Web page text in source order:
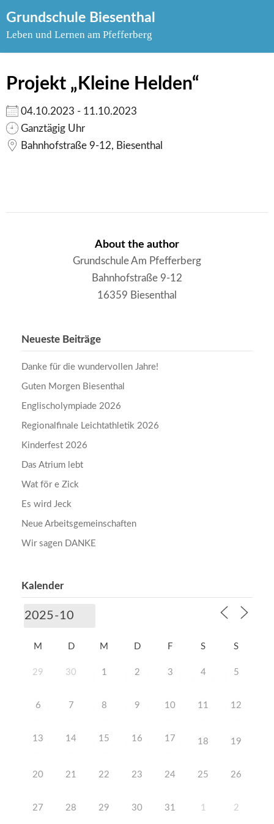
to
Grundschule Biesenthal
Leben und Lernen am Pfefferberg
Projekt „Kleine Helden“
04.10.2023 - 11.10.2023
Ganztägig Uhr
Bahnhofstraße 9-12, Biesenthal
About the author
Grundschule Am Pfefferberg
Bahnhofstraße 9-12
16359 Biesenthal
Neueste Beiträge
Danke für die wundervollen Jahre!
Guten Morgen Biesenthal
Englischolympiade 2026
Regionalfinale Leichtathletik 2026
Kinderfest 2026
Das Atrium lebt
Wat för e Zick
Es wird Jeck
Neue Arbeitsgemeinschaften
Wir sagen DANKE
Kalender
M D M D F S S
29 30 1 2 3 4 5
6 7 8 9 10 11 12
13 14 15 16 17 18 19
20 21 22 23 24 25 26
27 28 29 30 31 1 2